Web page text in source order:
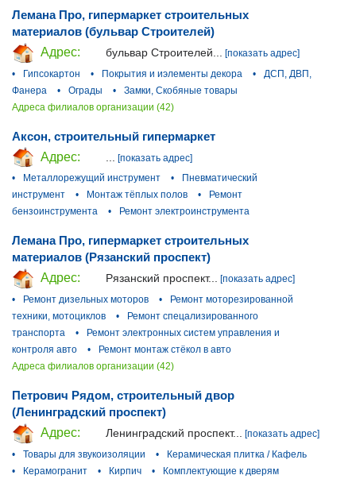
Лемана Про, гипермаркет строительных
материалов (бульвар Строителей)
Адрес:
бульвар Строителей...
[показать адрес]
•
Гипсокартон • Покрытия и иэлементы декора •
ДСП, ДВП,
Фанера
• Ограды •
Замки, Скобяные товары
Адреса филиалов организации (42)
Аксон, строительный гипермаркет
Адрес:
[показать адрес]
•
Металлорежущий инструмент •
Пневматический
инструмент
• Монтаж тёплых полов •
Ремонт
бензоинструмента
• Ремонт электроинструмента
Лемана Про, гипермаркет строительных
материалов (Рязанский проспект)
Адрес:
Рязанский проспект... [показать адрес]
•
Ремонт дизельных моторов •
Ремонт моторезированной
техники, мотоциклов
•
Ремонт спецализированного
транспорта
•
Ремонт электронных систем управления и
контроля авто
•
Ремонт монтаж стёкол в авто
Адреса филиалов организации (42)
Петрович Рядом, строительный двор
(Ленинградский проспект)
Адрес:
Ленинградский проспект...
[показать адрес]
•
Товары для звукоизоляции •
Керамическая плитка / Кафель
•
Керамогранит • Кирпич • Комплектующие к дверям